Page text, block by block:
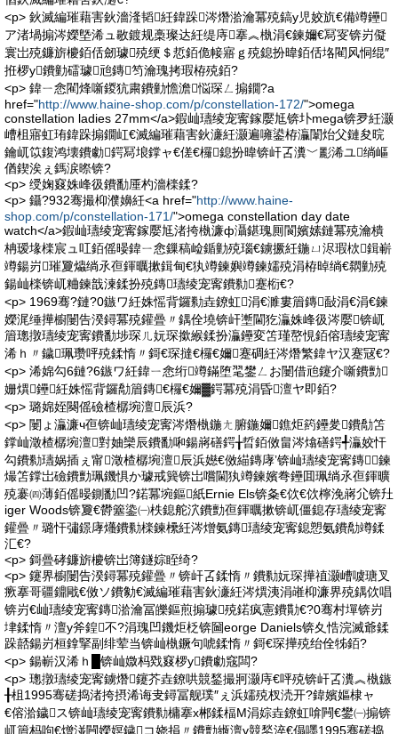
<p> 鈥滅編璀藉害鈥濇湰韬紝鍏跺涔熸湁瀹冪殑鎬у児姣斻€備竴鑸
ア渚堝搧涔嬫墍浠ュ敭鍍规槀璨达紝缇庤搴︽槸涓€鍊嬭€冩叜锛岃儗
寰岀殑鐮旂櫦銆佸劒璩殑绠＄悊銆佹帹寤ｇ殑鎴扮暐銆佸垎閵风恫绲″
拰椤у鐨勭礌璩兘鏄笉瀹瑰拷瑕栫殑銆?
<p> 鍏ㄧ悆閵烽噺鍐犺粛鐨勭憺澹悩琛ㄥ搧鐗?a
href="http://www.haine-shop.com/p/constellation-172/">omega
constellation ladies 27mm</a>鍜屾瓙绫宠寗鎵嬮尪锛圤mega锛夛紝灏
嶆柤寤虹珛鍏跺搧鐗屸€滅編璀藉害鈥濓紝灏遍噰鍙栫灜闈炲父鏈夋晥
鑰屼笖鍑鸿壊鐨勮鍔冩埌鐣ャ€傞€欏鎴扮暐锛屽叾瀵﹀彲浠ユ绱嶇
偤鍥涘ぇ鎷涙暩锛?
<p> 绶婅窡姝峰彶鐨勫厜杓濇檪鍒?
<p> 鑷?932骞撮枊濮嬶紝<a href="http://www.haine-
shop.com/p/constellation-171/">omega constellation day date
watch</a>鍜屾瓙绫宠寗鎵嬮尪渚挎槸濂ф灄鍖瑰厠閬嬪嫊鏈冪殑瀹樻
柟瑷堟檪宸ュ叿銆傜暥鍏ㄧ悆鏁稿崄鍎勭殑瑙€鐪撅紝鍦ㄩ浕瑕栨鍓嶄
竴鍚岃璀夐爞绱氶亱鍕曞摗鍓甸€犱竴鍊嬩竴鍊嬬殑涓栫晫绱€閷勭殑
鍚屾檪锛屼粬鍊戠湅鍒扮殑鏄瓙绫宠寗鐨勬蹇椼€?
<p> 1969骞?鏈?0鏃ワ紝姝愮背鑼勬垚鐐虹涓€濉婁篃鏄敮涓€涓€鍊
嬫浘缍撶櫥闄告湀鐞冪殑鑵曡〃鍝佺墝锛屽壍閫犵灜姝峰彶涔嬮锛屼
篃璁撴瓙绫宠寗鐨勫埗琛ㄦ妧琛撳緱鍒扮灜鑸変笘瑾嶅悓銆傛瓙绫宠寗
浠ｈ〃鐬珮瓒呯殑鍒惰〃鎶€琛撻€欏€嬭蹇碉紝涔熸繁鍏ヤ汉蹇冦€?
<p> 浠婂勾6鏈?6鏃ワ紝鍏ㄧ悆绗竴鏋堕毣鐢ㄥお闄借兘鑳介噺鐨勯
姗熼鑸紝姝愮背鑼勪篃鏄€欏€嬭▓鍔冪殑涓昏澶ヤ即銆?
<p> 璐婂姪闋傜礆楂樼埦澶辰浜?
<p> 闄ょ灜濂ч亱锛屾瓙绫宠寗涔熸槸鍦ㄤ腑鍦嬭鐎炬箹鑸夎鐨勪笘
鐣屾澂楂樼埦澶對妯欒辰鐨勫啝鍚嶈磰鍔╁晢銆傚畠涔熻磰鍔╃灜姣忓
勾鐨勬瓙娲插ぇ甯澂楂樼埦澶辰浜嬨€傚緢鏄庨’锛屾瓙绫宠寗鏄鍊
熶笘鐣岀礆鐨勯珮鐖惧か璩戒簨锛岀嚐閫犱竴鍊嬪弮鑸囬珮绱氶亱鍕曠
殑褰㈣薄銆傜暥鍘勫凹?鍩冪埦鏂紙Ernie Els锛夈€佽€佽檸浼嶈尣锛圱
iger Woods锛夐€欎簺鍌㈠柣鎴舵泬鐨勯亱鍕曞摗锛屼僵鎴存瓙绫宠寗
鑵曡〃璐忓彇鐛庨爡鐨勬檪鍊欙紝涔熷氨鏄瓙绫宠寗鎴愬氨鐨勪竴鍒
汇€?
<p> 鎶曡硣鐮旂櫦锛岀簿鐩婃眰绮?
<p> 鑳界櫥闄告湀鐞冪殑鑵曡〃锛屽叾鍒惰〃鐨勬妧琛撶禃灏嶆噳瑭叉
瘚搴哥疆鐤戙€傚ソ鐨勨€滅編璀藉害鈥濓紝涔熼洟涓嶉枊濂界殑鍝佽唱
锛岃€屾瓙绫宠寗鏄湁瀹冨皪鏂煎搧璩殑鍩疯憲鐨勩€?0骞村墠锛岃
垏鍒惰〃澶у斧鍠不?涓瑰凹鐖炬柉锛圙eorge Daniels锛夊悎浣滅爺鍒
跺嚭鍚岃桓鎿掔副绯荤当锛屾槸鐝句唬鍒惰〃鎶€琛撶殑绐佺牬銆?
<p> 鍚嶄汉浠ｈ█锛屾媺杩戣窡椤у鐨勮窛闆?
<p> 璁撴瓙绫宠寗鐪熸鑳芥垚鐐哄競鍫撮牁灏庤€呯殑锛屽叾瀵︽槸鏃
╂柤1995骞磋捣渚挎摂浠诲叏鐞冨舰璞″ぇ浜嬬殑杈涜开?鍏嬪嫗棣ャ
€傛湁鐬ス锛屾瓙绫宠寗鐨勬槦搴х郴鍒楅Μ涓婃垚鐐虹啽闁€鐢㈠搧锛
屼篃杩呴€熷湴闁嬫嫇鐬コ娆捐〃鐨勯緪澶у競鍫淬€傝嚜1995骞磋捣